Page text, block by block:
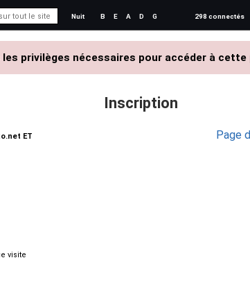
Nuit B E A D G 298 connectés
les privilèges nécessaires pour accéder à cette
ET
visite
Inscription
Page